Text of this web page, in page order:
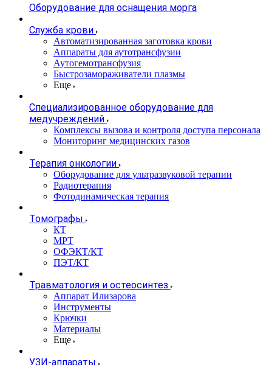
Оборудование для оснащения морга
Служба крови
Автоматизированная заготовка крови
Аппараты для аутотрансфузии
Аутогемотрансфузия
Быстрозамораживатели плазмы
Еще
Специализированное оборудование для
медучреждений
Комплексы вызова и контроля доступа персонала
Мониторинг медицинских газов
Терапия онкологии
Оборудование для ультразвуковой терапии
Радиотерапия
Фотодинамическая терапия
Томографы
КТ
МРТ
ОФЭКТ/КТ
ПЭТ/КТ
Травматология и остеосинтез
Аппарат Илизарова
Инструменты
Крючки
Материалы
Еще
УЗИ-аппараты